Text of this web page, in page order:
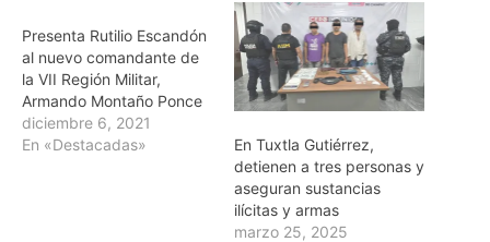
Presenta Rutilio Escandón
al nuevo comandante de
la VII Región Militar,
Armando Montaño Ponce
diciembre 6, 2021
En «Destacadas»
En Tuxtla Gutiérrez,
detienen a tres personas y
aseguran sustancias
ilícitas y armas
marzo 25, 2025